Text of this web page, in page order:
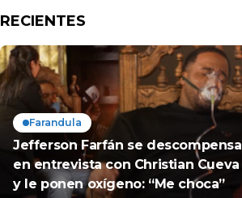
RECIENTES
Farandula
Jefferson Farfán se descompensa
en entrevista con Christian Cueva
y le ponen oxígeno: “Me choca”